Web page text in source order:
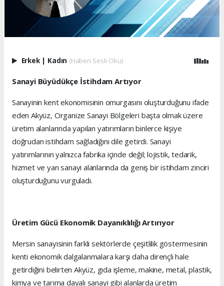
Erkek | Kadın (Haberi Sesli Oku)
Sanayi Büyüdükçe İstihdam Artıyor
Sanayinin kent ekonomisinin omurgasını oluşturduğunu ifade
eden Akyüz, Organize Sanayi Bölgeleri başta olmak üzere
üretim alanlarında yapılan yatırımların binlerce kişiye
doğrudan istihdam sağladığını dile getirdi. Sanayi
yatırımlarının yalnızca fabrika içinde değil; lojistik, tedarik,
hizmet ve yan sanayi alanlarında da geniş bir istihdam zinciri
oluşturduğunu vurguladı.
Üretim Gücü Ekonomik Dayanıklılığı Artırıyor
Mersin sanayisinin farklı sektörlerde çeşitlilik göstermesinin
kenti ekonomik dalgalanmalara karşı daha dirençli hale
getirdiğini belirten Akyüz, gıda işleme, makine, metal, plastik,
kimya ve tarıma dayalı sanayi gibi alanlarda üretim